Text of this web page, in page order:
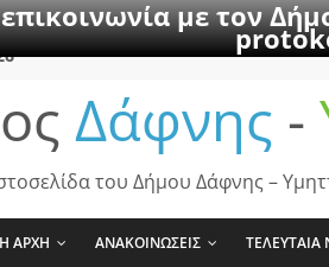
με τον
Δάφνης -
του Δήμου Δάφνης –
ΑΡΧΗ ΑΝΑΚΟΙΝΩΣΕΙΣ ΤΕΛΕΥΤΑΙΑ